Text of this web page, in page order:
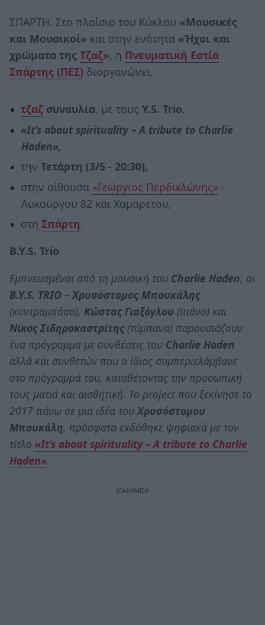
ΣΠΑΡΤΗ. Στο πλαίσιο του Κύκλου «Μουσικές
και Μουσικοί» και στην ενότητα «Ήχοι και
χρώματα της Τζαζ», η Πνευματική Εστία
Σπάρτης (ΠΕΣ) διοργανώνει,
τζαζ συναυλία, με τους Y.S. Trio,
«It’s about spirituality – A tribute to Charlie
Haden»,
την Τετάρτη (3/5 - 20:30),
στην αίθουσα «Γεώργιος Περδικλώνης» -
Λυκούργου 82 και Χαμαρέτου,
στη Σπάρτη.
B.Y.S. Trio
Εμπνευσμένοι από τη μουσική του Charlie Haden, οι
B.Y.S. TRIO – Χρυσόστομος Μπουκάλης
(κοντραμπάσο), Κώστας Γιαξόγλου (πιάνο) και
Νίκος Σιδηροκαστρίτης (τύμπανα) παρουσιάζουν
ένα πρόγραμμα με συνθέσεις του Charlie Haden
αλλά και συνθετών που ο ίδιος συμπεριελάμβανε
στο πρόγραμμά του, καταθέτοντας την προσωπική
τους ματιά και αισθητική. Το project που ξεκίνησε το
2017 πάνω σε μια ιδέα του Χρυσόστομου
Μπουκάλη, πρόσφατα εκδόθηκε ψηφιακά με τον
τίτλο «It’s about spirituality – A tribute to Charlie
Haden».